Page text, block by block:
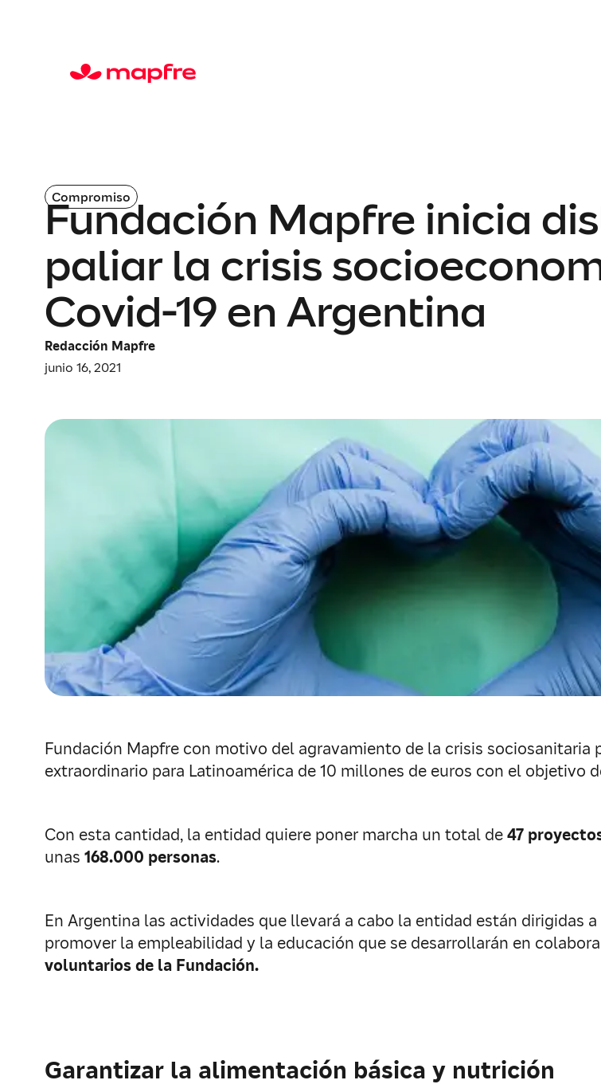
Compromiso
Fundación Mapfre inicia
paliar la crisis
Covid-19 en Argentina
Redacción Mapfre
junio 16, 2021
Fundación Mapfre con motivo del agravamiento de la crisis sociosanitaria
extraordinario para Latinoamérica de 10 millones de euros con el objetivo
Con esta cantidad, la entidad quiere poner marcha un total de47
unas 168.000 personas.
En Argentina las actividades que llevará a cabo la entidad están dirigidas
promover la empleabilidad y la educación que se desarrollarán en
voluntarios de la Fundación.
Garantizar la alimentación básica y nutrición